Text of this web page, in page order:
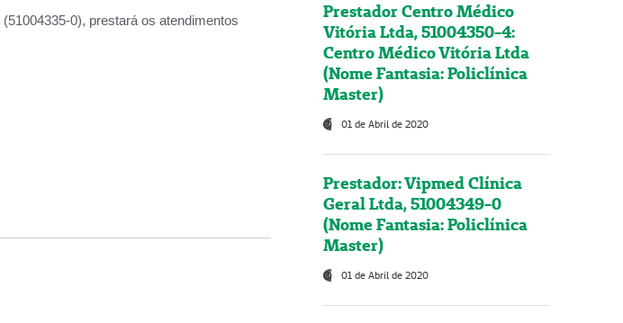
(51004335-0), prestará os atendimentos
Prestador Centro Médico
Vitória Ltda, 51004350-4:
Centro Médico Vitória Ltda
(Nome Fantasia: Policlínica
Master)
01 de Abril de 2020
Prestador: Vipmed Clínica
Geral Ltda, 51004349-0
(Nome Fantasia: Policlínica
Master)
01 de Abril de 2020